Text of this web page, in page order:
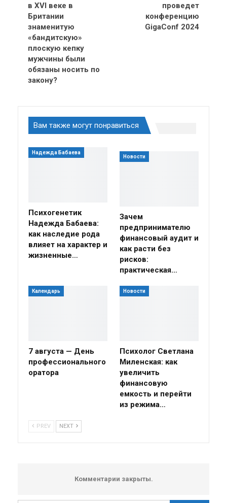
в XVI веке в
Британии
знаменитую
«бандитскую»
плоскую кепку
мужчины были
обязаны носить по
закону?
проведет
конференцию
GigaConf 2024
Вам также могут понравиться
Надежда Бабаева
Психогенетик
Надежда Бабаева:
как наследие рода
влияет на характер и
жизненные…
Новости
Зачем
предпринимателю
финансовый аудит и
как расти без
рисков:
практическая…
Календарь
7 августа — День
профессионального
оратора
Новости
Психолог Светлана
Миленская: как
увеличить
финансовую
емкость и перейти
из режима…
PREV NEXT
Комментарии закрыты.